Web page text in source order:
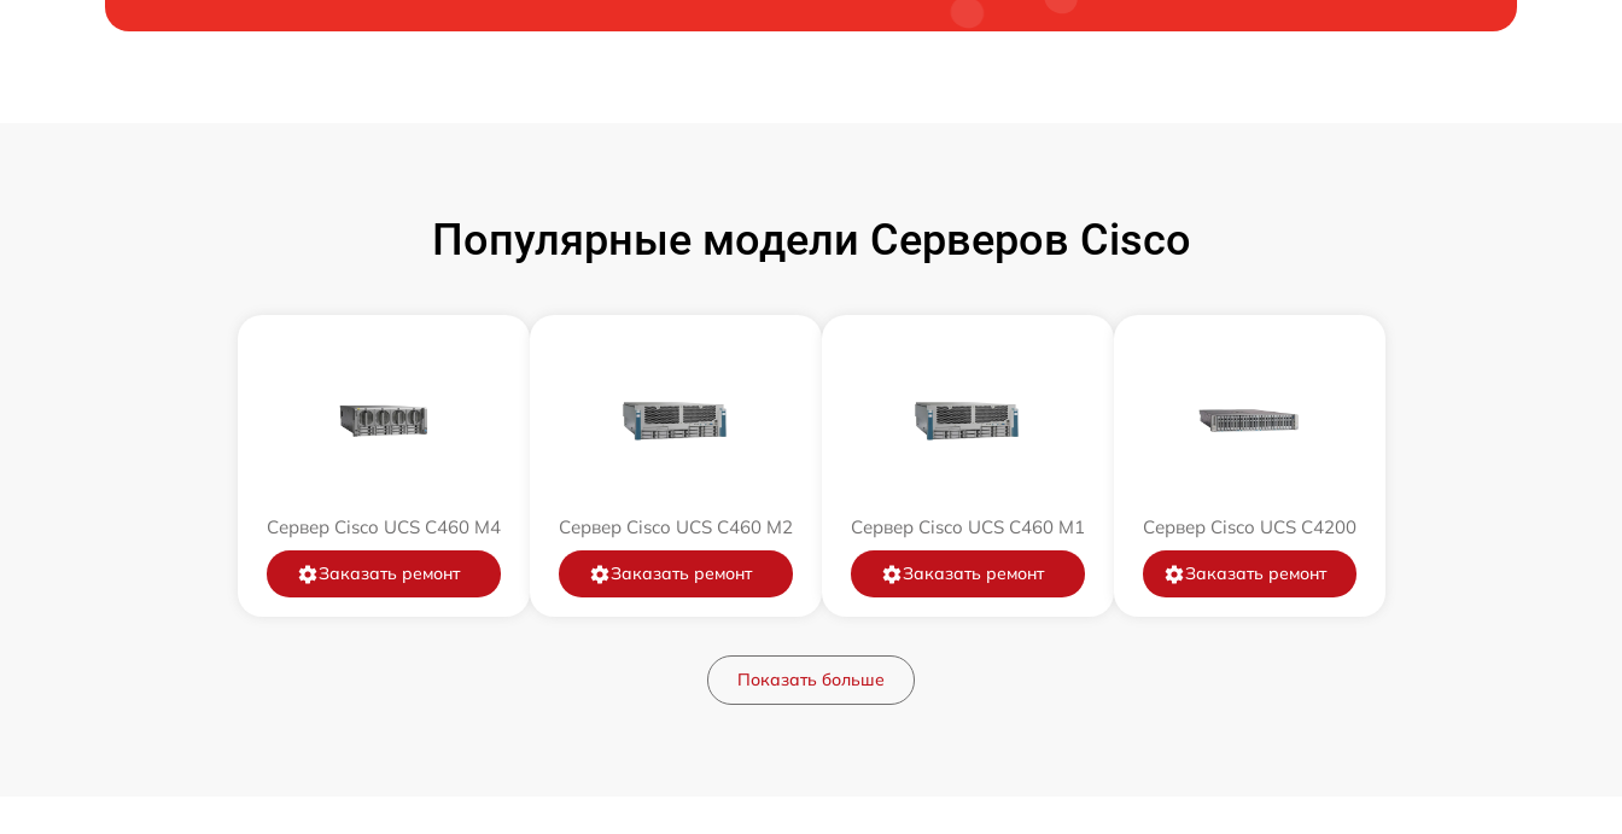
Популярные модели Серверов Cisco
Сервер Cisco UCS C460 M4
Заказать ремонт
Сервер Cisco UCS C460 M2
Заказать ремонт
Сервер Cisco UCS C460 M1
Заказать ремонт
Сервер Cisco UCS C4200
Заказать ремонт
Показать больше